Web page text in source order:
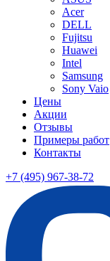
Acer
DELL
Fujitsu
Huawei
Intel
Samsung
Sony Vaio
Цены
Акции
Отзывы
Примеры работ
Контакты
+7 (495) 967-38-72